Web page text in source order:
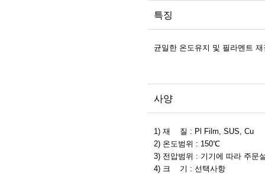
특징
균일한 온도유지 및 필라멘트
사양
1) 재 질 : Pl Film, SUS, Cu
2) 온도범위 : 150℃
3) 전압범위 : 기기에 따라 주문
4) 크 기 : 선택사항